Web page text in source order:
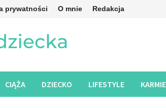
prywatności O mnie Redakcja
CIĄŻA DZIECKO LIFESTYLE